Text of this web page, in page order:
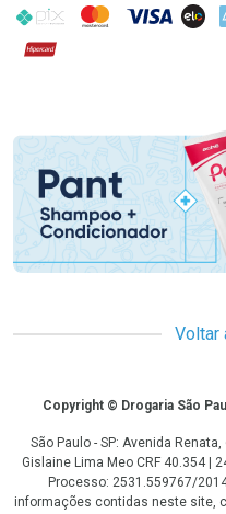
PIX MasterCard
VISA ELO
Hipercard
Promoção em
Voltar
CopyrightCopyright © Drogaria São
São Paulo - SP: Avenida
Gislaine Lima Meo CRF 40.354 |
Processo: 2531.559767/
informações contidas neste site,